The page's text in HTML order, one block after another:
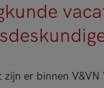
er binnen V&VN